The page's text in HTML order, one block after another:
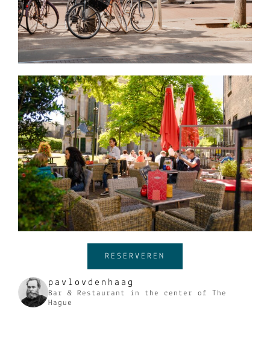
RESERVEREN
pavlovdenhaag
Bar & Restaurant in the center of The
Hague